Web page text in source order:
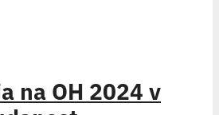
na OH 2024 v